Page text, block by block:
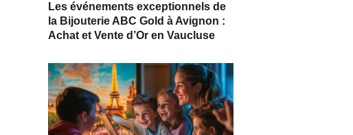
Les événements exceptionnels de
la Bijouterie ABC Gold à Avignon :
Achat et Vente d’Or en Vaucluse